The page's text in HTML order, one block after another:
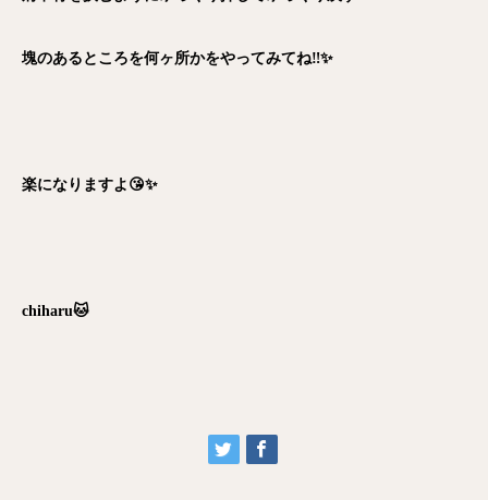
塊のあるところを何ヶ所かをやってみてね‼️✨
楽になりますよ😘✨
chiharu🐱